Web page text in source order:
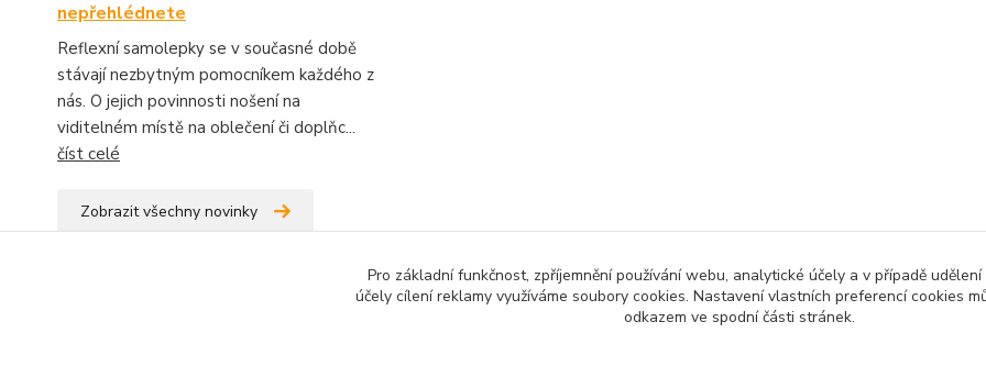
nepřehlédnete
Reflexní samolepky se v současné době
stávají nezbytným pomocníkem každého z
nás. O jejich povinnosti nošení na
viditelném místě na oblečení či doplňc...
číst celé
Zobrazit všechny novinky
Pro základní funkčnost, zpříjemnění používání webu, analytické účely a v případě
účely cílení reklamy využíváme soubory cookies. Nastavení vlastních preferencí cookies
odkazem ve spodní části stránek.